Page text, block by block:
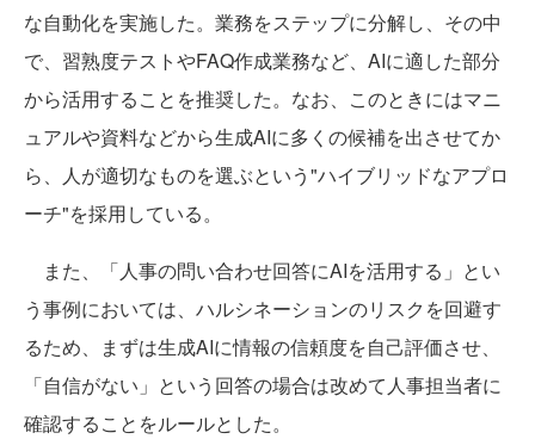
な自動化を実施した。業務をステップに分解し、その中
で、習熟度テストやFAQ作成業務など、AIに適した部分
から活用することを推奨した。なお、このときにはマニ
ュアルや資料などから生成AIに多くの候補を出させてか
ら、人が適切なものを選ぶという"ハイブリッドなアプロ
ーチ"を採用している。
また、「人事の問い合わせ回答にAIを活用する」とい
う事例においては、ハルシネーションのリスクを回避す
るため、まずは生成AIに情報の信頼度を自己評価させ、
「自信がない」という回答の場合は改めて人事担当者に
確認することをルールとした。